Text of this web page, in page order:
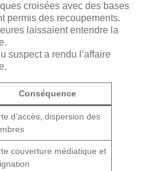
croisées avec des bases
permis des recoupements.
laissaient entendre la
suspect a rendu l’affaire
Conséquence
d’accès, dispersion des
couverture médiatique et